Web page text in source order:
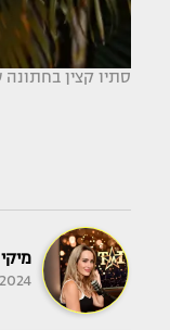
סתיו קצין בחתונה
מיקי
13:38